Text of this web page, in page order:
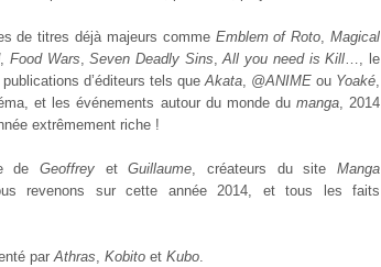
de titres déjà majeurs comme Emblem of Roto,Magical
, Food Wars,Seven Deadly Sins,All you need is Kill…, le
publications d’éditeurs tels queAkata, @ANIME ou Yoaké,
et les événements autour du monde du manga, 2014
extrêmement riche !
de Geoffrey etGuillaume, créateurs du siteManga
revenons sur cette année 2014, et tous les faits
parAthras, Kobito et Kubo.